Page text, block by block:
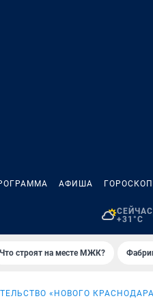
АФИША ГОРОСКОП
СЕЙЧАС
+31°C
Что строят на месте МЖК?
«НОВОГО